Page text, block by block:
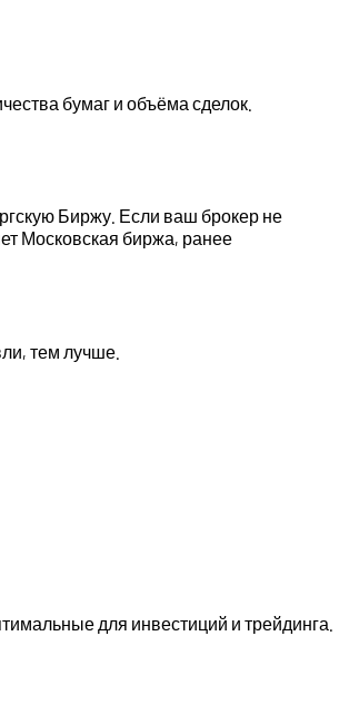
бумаг и объёма сделок.
Биржу. Если ваш брокер не
Московская биржа, ранее
тем лучше.
для инвестиций и трейдинга.